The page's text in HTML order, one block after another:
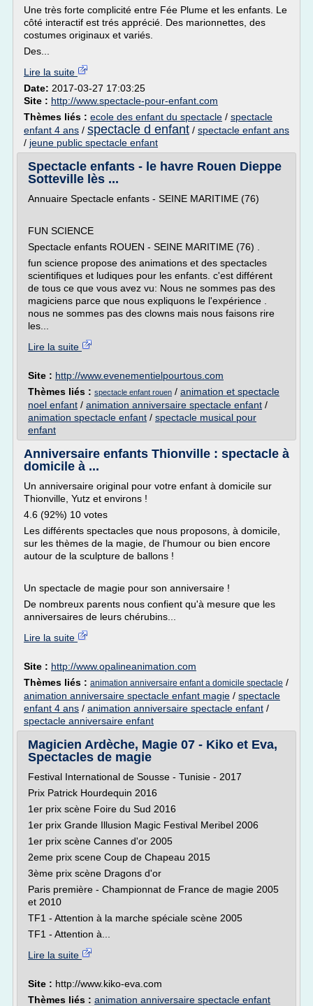
Une très forte complicité entre Fée Plume et les enfants. Le
côté interactif est trés apprécié. Des marionnettes, des
costumes originaux et variés.
Des...
Lire la suite
Date: 2017-03-27 17:03:25
Site : http://www.spectacle-pour-enfant.com
Thèmes liés : ecole des enfant du spectacle / spectacle
enfant 4 ans / spectacle d enfant / spectacle enfant ans
/ jeune public spectacle enfant
Spectacle enfants - le havre Rouen Dieppe
Sotteville lès ...
Annuaire Spectacle enfants - SEINE MARITIME (76)
FUN SCIENCE
Spectacle enfants ROUEN - SEINE MARITIME (76) .
fun science propose des animations et des spectacles
scientifiques et ludiques pour les enfants. c'est différent
de tous ce que vous avez vu: Nous ne sommes pas des
magiciens parce que nous expliquons le l'expérience .
nous ne sommes pas des clowns mais nous faisons rire
les...
Lire la suite
Site : http://www.evenementielpourtous.com
Thèmes liés : spectacle enfant rouen / animation et spectacle
noel enfant / animation anniversaire spectacle enfant /
animation spectacle enfant / spectacle musical pour
enfant
Anniversaire enfants Thionville : spectacle à
domicile à ...
Un anniversaire original pour votre enfant à domicile sur
Thionville, Yutz et environs !
4.6 (92%) 10 votes
Les différents spectacles que nous proposons, à domicile,
sur les thèmes de la magie, de l'humour ou bien encore
autour de la sculpture de ballons !
Un spectacle de magie pour son anniversaire !
De nombreux parents nous confient qu'à mesure que les
anniversaires de leurs chérubins...
Lire la suite
Site : http://www.opalineanimation.com
Thèmes liés : animation anniversaire enfant a domicile spectacle /
animation anniversaire spectacle enfant magie / spectacle
enfant 4 ans / animation anniversaire spectacle enfant /
spectacle anniversaire enfant
Magicien Ardèche, Magie 07 - Kiko et Eva,
Spectacles de magie
Festival International de Sousse - Tunisie - 2017
Prix Patrick Hourdequin 2016
1er prix scène Foire du Sud 2016
1er prix Grande Illusion Magic Festival Meribel 2006
1er prix scène Cannes d'or 2005
2eme prix scene Coup de Chapeau 2015
3ème prix scène Dragons d'or
Paris première - Championnat de France de magie 2005
et 2010
TF1 - Attention à la marche spéciale scène 2005
TF1 - Attention à...
Lire la suite
Site : http://www.kiko-eva.com
Thèmes liés : animation anniversaire spectacle enfant